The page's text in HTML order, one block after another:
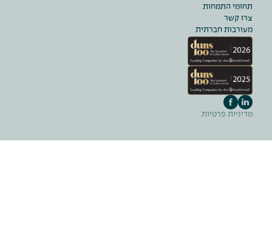
תחומי התמחות
צרו קשר
מעורבות חברתית
מדיניות פרטיות